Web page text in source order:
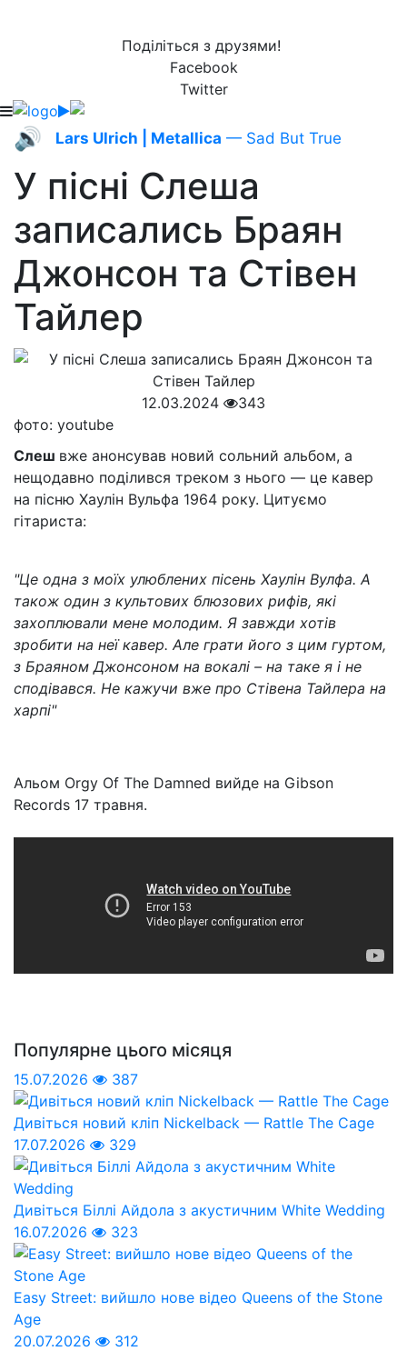
Поділіться з друзями!
Facebook
Twitter
🔊 Lars Ulrich | Metallica — Sad But True
У пісні Слеша
записались Браян
Джонсон та Стівен
Тайлер
12.03.2024
343
фото: youtube
Слеш вже анонсував новий сольний альбом, а
нещодавно поділився треком з нього — це кавер
на пісню Хаулін Вульфа 1964 року. Цитуємо
гітариста:
"Це одна з моїх улюблених пісень Хаулін Вулфа. А
також один з культових блюзових рифів, які
захоплювали мене молодим. Я завжди хотів
зробити на неї кавер. Але грати його з цим гуртом,
з Браяном Джонсоном на вокалі – на таке я і не
сподівався. Не кажучи вже про Стівена Тайлера на
харпі"
Альом Orgy Of The Damned вийде на Gibson
Records 17 травня.
Популярне цього місяця
15.07.2026 387
Дивіться новий кліп Nickelback — Rattle The Cage
17.07.2026
329
Дивіться Біллі Айдола з акустичним White Wedding
16.07.2026
323
Easy Street: вийшло нове відео Queens of the Stone
Age
20.07.2026
312